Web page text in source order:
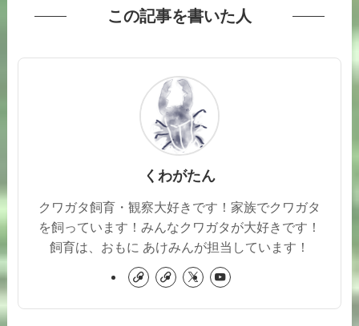
この記事を書いた人
くわがたん
クワガタ飼育・観察大好きです！家族でクワガタ
を飼っています！みんなクワガタが大好きです！
飼育は、おもに あけみんが担当しています！